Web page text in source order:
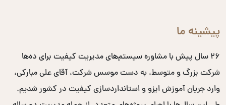
پیشینه ما
۲۶ سال پیش با مشاوره سیستم‌های مدیریت کیفیت برای ده‌ها
شرکت بزرگ و متوسط، به دست موسس شرکت، آقای علی مبارکی،
وارد جریان آموزش ایزو و استانداردسازی کیفیت در کشور شدیم.